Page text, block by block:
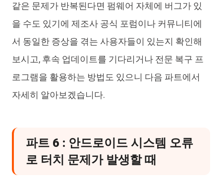
같은 문제가 반복된다면 펌웨어 자체에 버그가 있
을 수도 있기에 제조사 공식 포럼이나 커뮤니티에
서 동일한 증상을 겪는 사용자들이 있는지 확인해
보시고, 후속 업데이트를 기다리거나 전문 복구 프
로그램을 활용하는 방법도 있으니 다음 파트에서
자세히 알아보겠습니다.
파트 6 : 안드로이드 시스템 오류
로 터치 문제가 발생할 때